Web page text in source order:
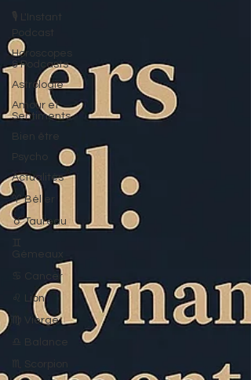
🎙️ L'Instant
Podcast
Horoscopes
& Podcasts
Astrologie
Amour et
Sentiments
Bien être
Psycho
Actualités
♈ Bélier
♉ Taureau
♊
Gémeaux
♋ Cancer
♌ Lion
♍ Vierge
♎ Balance
♏ Scorpion